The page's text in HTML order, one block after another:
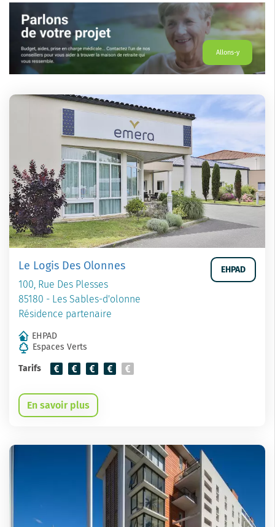
Allons-y
Le Logis Des Olonnes
100, Rue Des Plesses
85180 - Les Sables-d'olonne
Résidence partenaire
EHPAD
EHPAD
Espaces Verts
Tarifs
En savoir plus